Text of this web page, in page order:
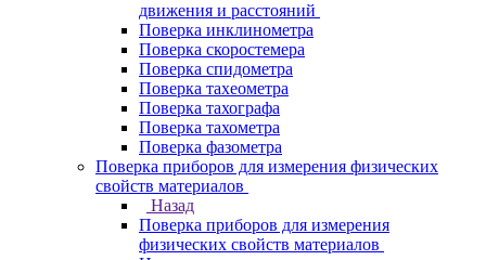
движения и расстояний
Поверка инклинометра
Поверка скоростемера
Поверка спидометра
Поверка тахеометра
Поверка тахографа
Поверка тахометра
Поверка фазометра
Поверка приборов для измерения физических
свойств материалов
Назад
Поверка приборов для измерения
физических свойств материалов